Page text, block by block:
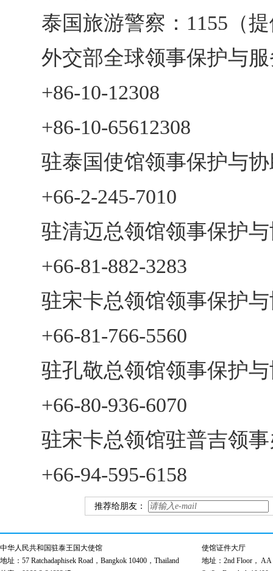
泰国旅游警察：1155（
外交部全球领事保护与
+86-10-12308
+86-10-65612308
驻泰国使馆领事保护与
+66-2-245-7010
驻清迈总领馆领事保护
+66-81-882-3283
驻宋卡总领馆领事保护
+66-81-766-5560
驻孔敬总领馆领事保护
+66-80-936-6070
驻宋卡总领馆驻普吉领
+66-94-595-6158
推荐给朋友：
中华人民共和国驻泰王国大使馆
地址：57 Ratchadaphisek Road，Bangkok 10400，Thailand
使馆证件大厅
地址：2nd Floor， AA